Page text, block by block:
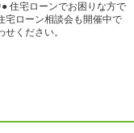
住宅ローンでお困りな方で
宅ローン相談会も開催中で
ください。